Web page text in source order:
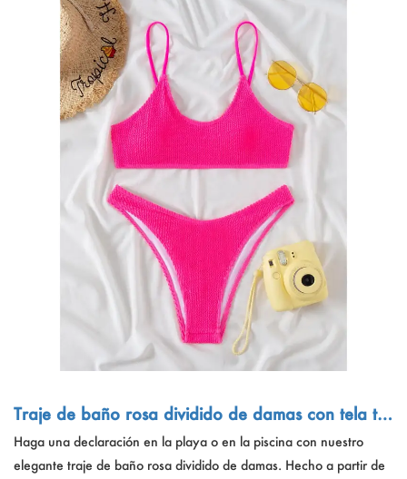
halagador y hecho de materiales de alta calidad, garantiza la
comodidad, la durabilidad y un ajuste seguro, lo que lo convierte
en la opción perfecta para aquellos que buscan una opción de
trajes de baño de moda y funcional.
Traje de baño rosa dividido de damas con tela te
xturizada
Haga una declaración en la playa o en la piscina con nuestro
elegante traje de baño rosa dividido de damas. Hecho a partir de